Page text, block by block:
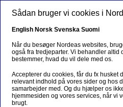
Gå til hovedindhold
Derfor stiller vi
Hjem Om os
Nordeas rolle i
Forebyggelse af økonomisk
spørgsmål
Sådan bruger vi cookies i
English Norsk Svenska Suomi
Når du besøger Nordeas websites,
også fra tredjeparter. Vi behandler altid
bestemmer, hvad du vil dele med os.
Accepterer du cookies, får du fx husket
relevant indhold på vores sider og hos
samarbejder med. Og du hjælper os
hjemmesiden og vores services, når vi
brugt.